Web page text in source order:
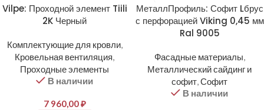
Vilpe: Проходной элемент Tiili
2K Черный
Комплектующие для кровли,
Кровельная вентиляция,
Проходные элементы
В наличии
7 960,00₽
МеталлПрофиль: Софит Lбрус
с перфорацией Viking 0,45 мм
Ral 9005
Фасадные материалы,
Металлический сайдинг и
софит,Софит
В наличии